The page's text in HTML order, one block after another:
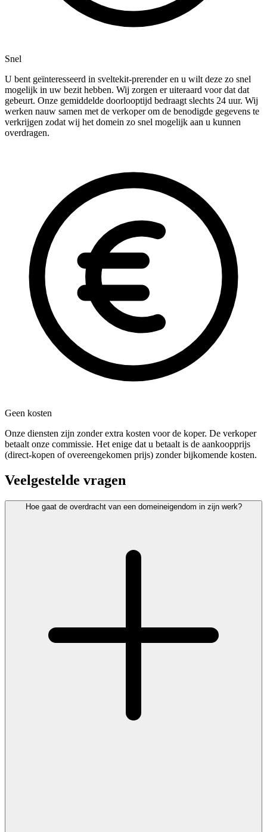
Snel
U bent geïnteresseerd in sveltekit-prerender en u wilt deze zo snel
mogelijk in uw bezit hebben. Wij zorgen er uiteraard voor dat dat
gebeurt. Onze gemiddelde doorlooptijd bedraagt slechts 24 uur. Wij
werken nauw samen met de verkoper om de benodigde gegevens te
verkrijgen zodat wij het domein zo snel mogelijk aan u kunnen
overdragen.
Geen kosten
Onze diensten zijn zonder extra kosten voor de koper. De verkoper
betaalt onze commissie. Het enige dat u betaalt is de aankoopprijs
(direct-kopen of overeengekomen prijs) zonder bijkomende kosten.
Veelgestelde vragen
Hoe gaat de overdracht van een domeineigendom in zijn werk?